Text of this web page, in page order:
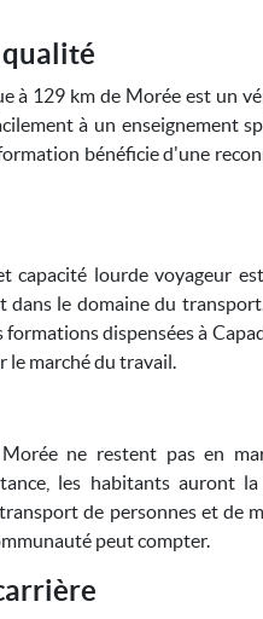
à 129 km de Morée est un
à un enseignement
bénéficie d'une
capacité lourde voyageur
le domaine du
dispensées à
le marché du travail.
ne restent pas en
les habitants auront la
de personnes et de
peut compter.